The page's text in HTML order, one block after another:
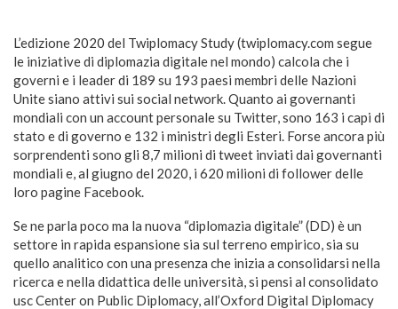
L’edizione 2020 del Twiplomacy Study (twiplomacy.com segue
le iniziative di diplomazia digitale nel mondo) calcola che i
governi e i leader di 189 su 193 paesi membri delle Nazioni
Unite siano attivi sui social network. Quanto ai governanti
mondiali con un account personale su Twitter, sono 163 i capi di
stato e di governo e 132 i ministri degli Esteri. Forse ancora più
sorprendenti sono gli 8,7 milioni di tweet inviati dai governanti
mondiali e, al giugno del 2020, i 620 milioni di follower delle
loro pagine Facebook.
Se ne parla poco ma la nuova “diplomazia digitale” (DD) è un
settore in rapida espansione sia sul terreno empirico, sia su
quello analitico con una presenza che inizia a consolidarsi nella
ricerca e nella didattica delle università, si pensi al consolidato
usc Center on Public Diplomacy, all’Oxford Digital Diplomacy